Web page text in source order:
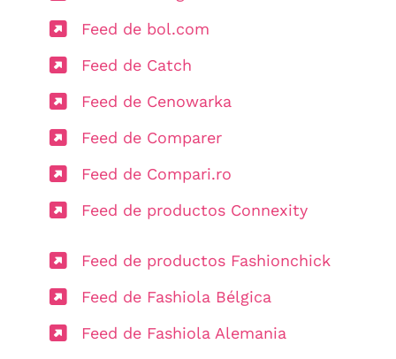
Feed de bol.com
Feed de Catch
Feed de Cenowarka
Feed de Comparer
Feed de Compari.ro
Feed de productos Connexity
Feed de productos Fashionchick
Feed de Fashiola Bélgica
Feed de Fashiola Alemania